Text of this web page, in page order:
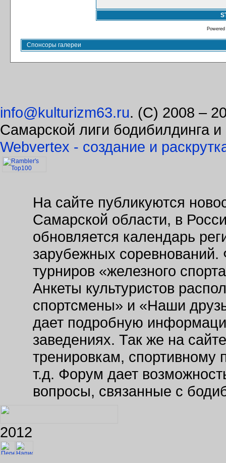
info@kulturizm63.ru
. (C) 2008 –
Самарской лиги бодибилдинга
Webvertex - создание и
На сайте публикуются
Самарской области, в
обновляется календарь
зарубежных соревнований.
турниров «железного
Анкеты культуристов
спортсмены» и «Наши
дает подробную
заведениях. Так же на
тренировкам, спортивному
т.д. Форум дает
вопросы, связанные с
2012